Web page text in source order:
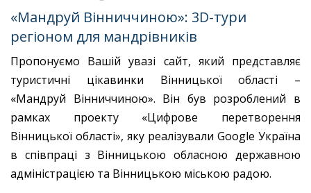
«Мандруй Вінниччиною»: 3D-тури
регіоном для мандрівників
Пропонуємо Вашій увазі сайт, який представляє
туристичні цікавинки Вінницької області –
«Мандруй Вінниччиною». Він був розроблений в
рамках проекту «Цифрове перетворення
Вінницької області», яку реалізували Google Україна
в співпраці з Вінницькою обласною державною
адміністрацією та Вінницькою міською радою.